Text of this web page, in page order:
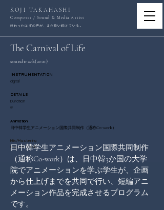
KOJI TAKAHASHI
Composer / Sound & Media Artist
終わったはずの声が、まだ歌い続けている 。
The Carnival of Life
soundtrack(2021)
INSTRUMENTATION
digital
DETAILS
Duration
5'
Animation
日中韓学生アニメーション国際共同制作（通称Co-work）
Mix/Mastering
Kazunari Motoki
日中韓学生アニメーション国際共同制作
（通称Co-work）は、日中韓3か国の大学
院でアニメーションを学ぶ学生が、企画
から仕上げまでを共同で行い、短編アニ
メーション作品を完成させるプログラム
です。